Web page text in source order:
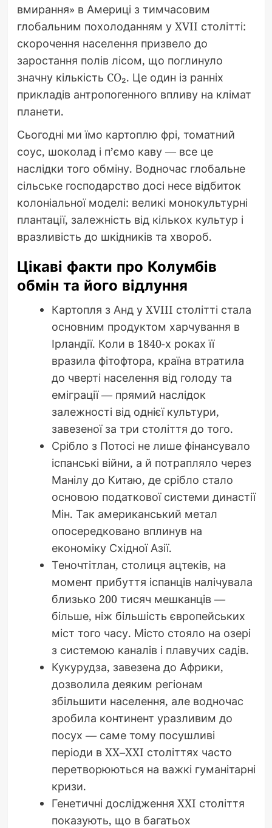
вмирання» в Америці з тимчасовим
глобальним похолоданням у XVII столітті:
скорочення населення призвело до
заростання полів лісом, що поглинуло
значну кількість CO₂. Це один із ранніх
прикладів антропогенного впливу на клімат
планети.
Сьогодні ми їмо картоплю фрі, томатний
соус, шоколад і п’ємо каву — все це
наслідки того обміну. Водночас глобальне
сільське господарство досі несе відбиток
колоніальної моделі: великі монокультурні
плантації, залежність від кількох культур і
вразливість до шкідників та хвороб.
Цікаві факти про Колумбів
обмін та його відлуння
Картопля з Анд у XVIII столітті стала
основним продуктом харчування в
Ірландії. Коли в 1840-х роках її
вразила фітофтора, країна втратила
до чверті населення від голоду та
еміграції — прямий наслідок
залежності від однієї культури,
завезеної за три століття до того.
Срібло з Потосі не лише фінансувало
іспанські війни, а й потрапляло через
Манілу до Китаю, де срібло стало
основою податкової системи династії
Мін. Так американський метал
опосередковано вплинув на
економіку Східної Азії.
Теночтітлан, столиця ацтеків, на
момент прибуття іспанців налічувала
близько 200 тисяч мешканців —
більше, ніж більшість європейських
міст того часу. Місто стояло на озері
з системою каналів і плавучих садів.
Кукурудза, завезена до Африки,
дозволила деяким регіонам
збільшити населення, але водночас
зробила континент уразливим до
посух — саме тому посушливі
періоди в XX–XXI століттях часто
перетворюються на важкі гуманітарні
кризи.
Генетичні дослідження XXI століття
показують, що в багатьох